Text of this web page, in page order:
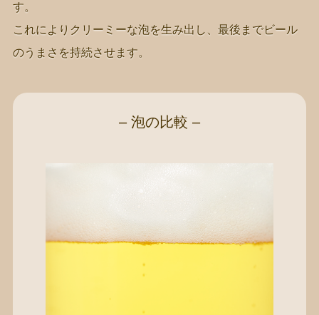
す。
これによりクリーミーな泡を生み出し、最後までビール
のうまさを持続させます。
– 泡の比較 –